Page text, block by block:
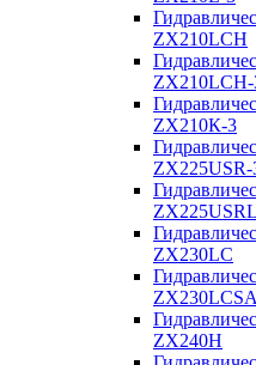
ZX210LCH
ZX210LCH-
ZX210К-3
ZX225USR-
ZX230LC
ZX230LCSA
ZX240H